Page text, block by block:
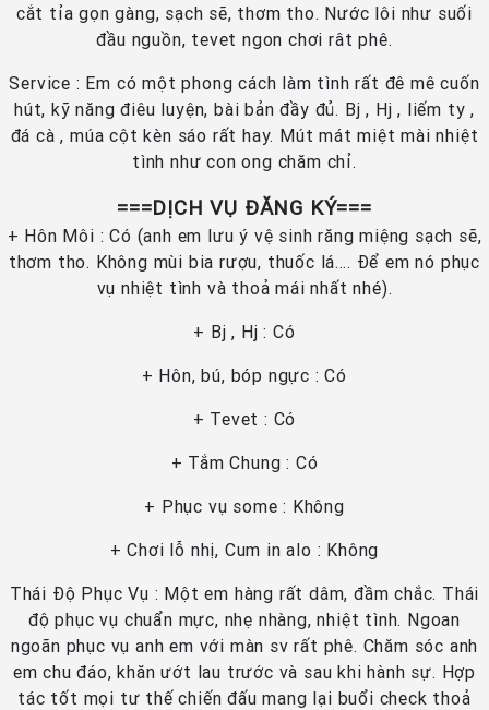
cắt tỉa gọn gàng, sạch sẽ, thơm tho. Nước lôi như suối
đầu nguồn, tevet ngon chơi rât phê.
Service : Em có một phong cách làm tình rất đê mê cuốn
hút, kỹ năng điêu luyện, bài bản đầy đủ. Bj , Hj , liếm ty ,
đá cà , múa cột kèn sáo rất hay. Mút mát miệt mài nhiệt
tình như con ong chăm chỉ.
===DỊCH VỤ ĐĂNG KÝ===
+ Hôn Môi : Có (anh em lưu ý vệ sinh răng miệng sạch sẽ,
thơm tho. Không mùi bia rượu, thuốc lá…. Để em nó phục
vụ nhiệt tình và thoả mái nhất nhé).
+ Bj , Hj : Có
+ Hôn, bú, bóp ngực : Có
+ Tevet : Có
+ Tắm Chung : Có
+ Phục vụ some : Không
+ Chơi lỗ nhị, Cum in alo : Không
Thái Độ Phục Vụ : Một em hàng rất dâm, đầm chắc. Thái
độ phục vụ chuẩn mực, nhẹ nhàng, nhiệt tình. Ngoan
ngoãn phục vụ anh em với màn sv rất phê. Chăm sóc anh
em chu đáo, khăn ướt lau trước và sau khi hành sự. Hợp
tác tốt mọi tư thế chiến đấu mang lại buổi check thoả